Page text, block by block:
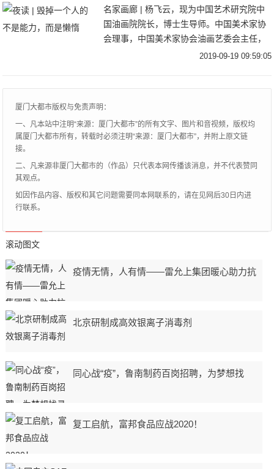
名家画廊 | 杨飞云，现为中国艺术研究院中
国油画院院长，博士生导师。中国美术家协
会理事，中国美术家协会油画艺委会主任，
中国油画学会副主席，中央美术学院客座教
2019-09-19 09:59:05
厦门大都市版权与免责声明：
一、凡本站中注明“来源：厦门大都市”的所有文字、图片和音视频，版权均
属厦门大都市所有，转载时必须注明“来源：厦门大都市”，并附上原文链
接。
二、凡来源非厦门大都市的（作品）只代表本网传播该消息，并不代表赞同
其观点。
如因作品内容、版权和其它问题需要同本网联系的，请在见网后30日内进
行联系。
滚动图文
疫情无情，人有情——雷允上集团暖心助力抗
北京研制成高效银离子消毒剂
同心战“疫”，鲁南制药百岗招聘，为梦想找
复工启航，富邦食品应战2020！